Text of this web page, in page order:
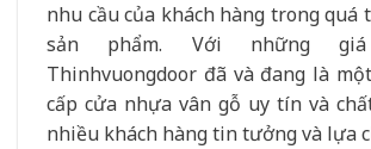
nhu cầu của khách hàng trong quá
sản phẩm. Với những
Thinhvuongdoor đã và đang là
cấp cửa nhựa vân gỗ uy tín và
nhiều khách hàng tin tưởng và lựa